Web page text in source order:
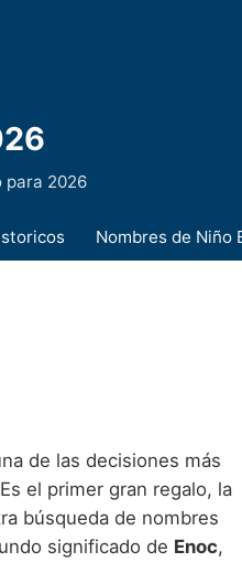
para 2026
Nombres de Niño
de las decisiones más
el primer gran regalo, la
búsqueda de nombres
significado de Enoc,